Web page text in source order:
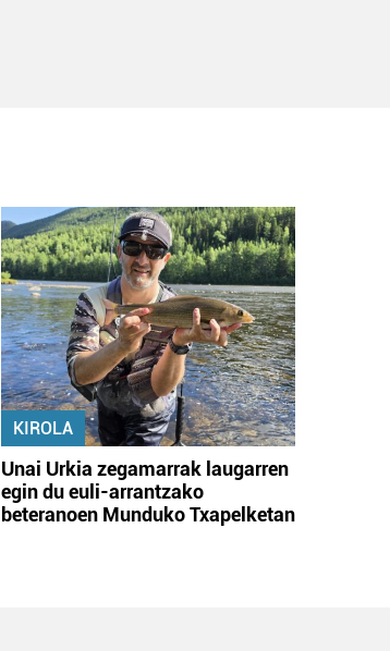
KIROLA
Unai Urkia zegamarrak laugarren
egin du euli-arrantzako
beteranoen Munduko Txapelketan